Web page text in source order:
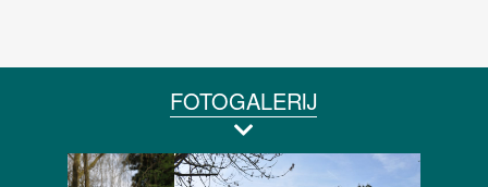
FOTOGALERIJ